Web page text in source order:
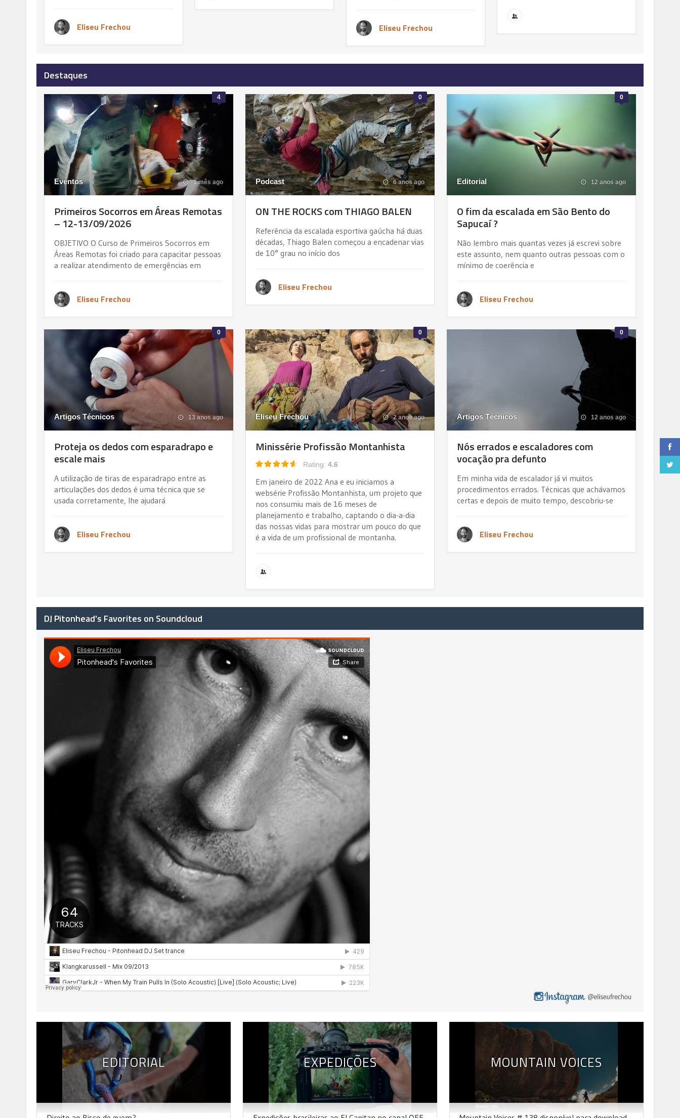
Eliseu Frechou Eliseu Frechou
Destaques
4
Eventos 1 mês ago
Primeiros Socorros em Áreas Remotas
– 12-13/09/2026
OBJETIVO O Curso de Primeiros Socorros em
Áreas Remotas foi criado para capacitar pessoas
a realizar atendimento de emergências em
Eliseu Frechou
0
Podcast 6 anos ago
ON THE ROCKS com THIAGO BALEN
Referência da escalada esportiva gaúcha há duas
décadas, Thiago Balen começou a encadenar vias
de 10° grau no início dos
Eliseu Frechou
0
Editorial 12 anos ago
O fim da escalada em São Bento do
Sapucaí ?
Não lembro mais quantas vezes já escrevi sobre
este assunto, nem quanto outras pessoas com o
mínimo de coerência e
Eliseu Frechou
0
Artigos Técnicos 13 anos ago
Proteja os dedos com esparadrapo e
escale mais
A utilização de tiras de esparadrapo entre as
articulações dos dedos é uma técnica que se
usada corretamente, lhe ajudará
Eliseu Frechou
0
Eliseu Frechou 2 anos ago
Minissérie Profissão Montanhista
Rating: 4.6
Em janeiro de 2022 Ana e eu iniciamos a
websérie Profissão Montanhista, um projeto que
nos consumiu mais de 16 meses de
planejamento e trabalho, captando o dia-a-dia
das nossas vidas para mostrar um pouco do que
é a vida de um profissional de montanha.
0
Artigos Técnicos 12 anos ago
Nós errados e escaladores com
vocação pra defunto
Em minha vida de escalador já vi muitos
procedimentos errados. Técnicas que achávamos
certas e depois de muito tempo, descobriu-se
Eliseu Frechou
DJ Pitonhead's Favorites on Soundcloud
EDITORIAL EXPEDIÇÕES MOUNTAIN VOICES